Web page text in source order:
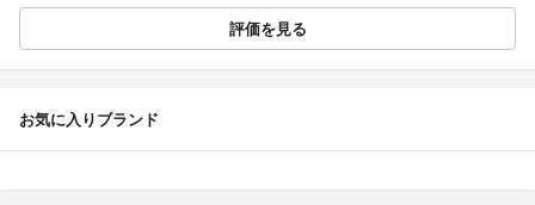
評価を見る
お気に入りブランド